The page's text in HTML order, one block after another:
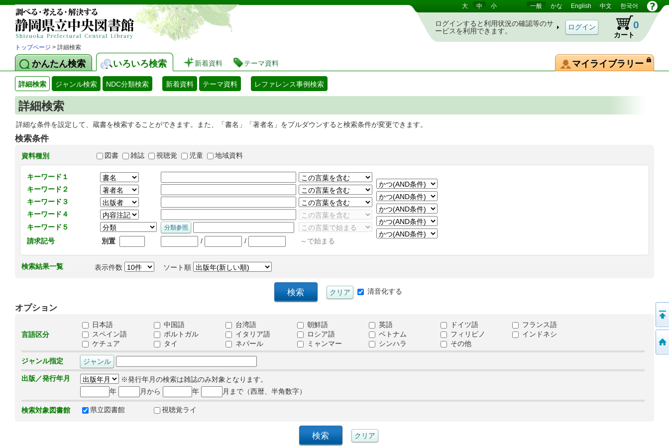
静岡県立図書館 蔵書検索・予約システム 大 中 小 一般 かな English 中文 한국어
ログインすると利用状況の確認等のサ
ービスを利用できます。
カート
0
トップページ > 詳細検索
かんたん検索 いろいろ検索 新着資料 テーマ資料 マイライブラリー
詳細検索 ジャンル検索 NDC分類検索 新着資料 テーマ資料 レファレンス事例検索
詳細検索
詳細な条件を設定して、蔵書を検索することができます。また、「書名」「著者名」をプルダウンすると検索条件が変更できます。
検索条件
資料種別 図書 雑誌 視聴覚 児童 地域資料
キーワード１
キーワード２
キーワード３
キーワード４
キーワード５
請求記号
別置 / / ～で始まる
検索結果一覧 表示件数 ソート順
清音化する
オプション
言語区分
日本語 中国語 台湾語 朝鮮語 英語 ドイツ語
フランス語
スペイン語
ポルトガル イタリア語 ロシア語 ベトナム フィリピノ
インドネシ
ケチュア
タイ ネパール ミャンマー シンハラ その他
ジャンル指定
出版／発行年月
※発行年月の検索は雑誌のみ対象となります。
年
月から 年 月まで（西暦、半角数字）
検索対象図書館 県立図書館 視聴覚ライ